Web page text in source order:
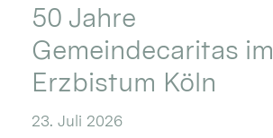
50 Jahre
Gemeindecaritas im
Erzbistum Köln
23. Juli 2026